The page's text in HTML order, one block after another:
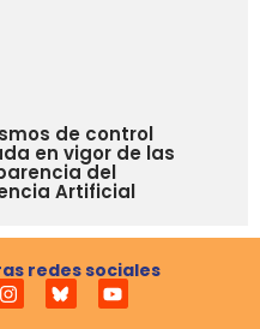
de control
en vigor de las
del
Artificial
redes sociales